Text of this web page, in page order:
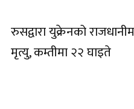
रुसद्वारा युक्रेनको
मृत्यु, कम्तीमा २२ घाइते